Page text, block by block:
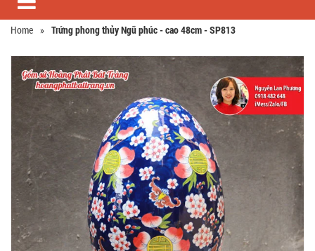
Home » Trứng phong thủy Ngũ phúc - cao 48cm - SP813